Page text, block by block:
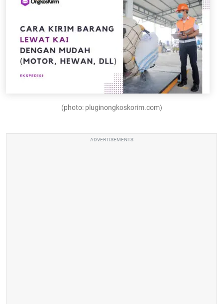
(photo: pluginongkoskorim.com)
ADVERTISEMENTS